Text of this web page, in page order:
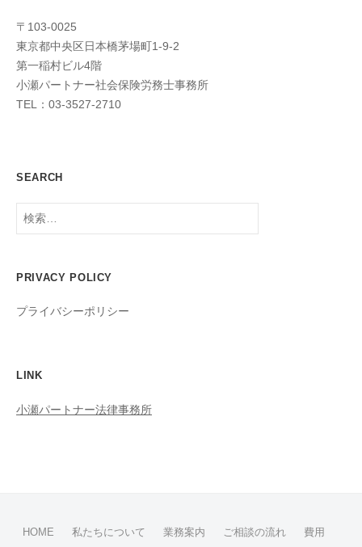
〒103-0025
東京都中央区日本橋茅場町1-9-2
第一稲村ビル4階
小瀬パートナー社会保険労務士事務所
TEL：03-3527-2710
SEARCH
検
PRIVACY POLICY
プライバシーポリシー
LINK
小瀬パートナー法律事務所
HOME 私たちについて 業務案内 ご相談の流れ 費用